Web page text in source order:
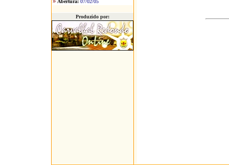
Abertura: 07/02/05
Produzido por: